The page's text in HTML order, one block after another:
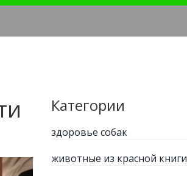
Категории
здоровье собак
животные из красной книги